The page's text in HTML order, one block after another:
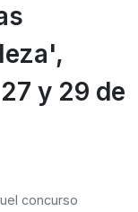
y 29 de
concurso